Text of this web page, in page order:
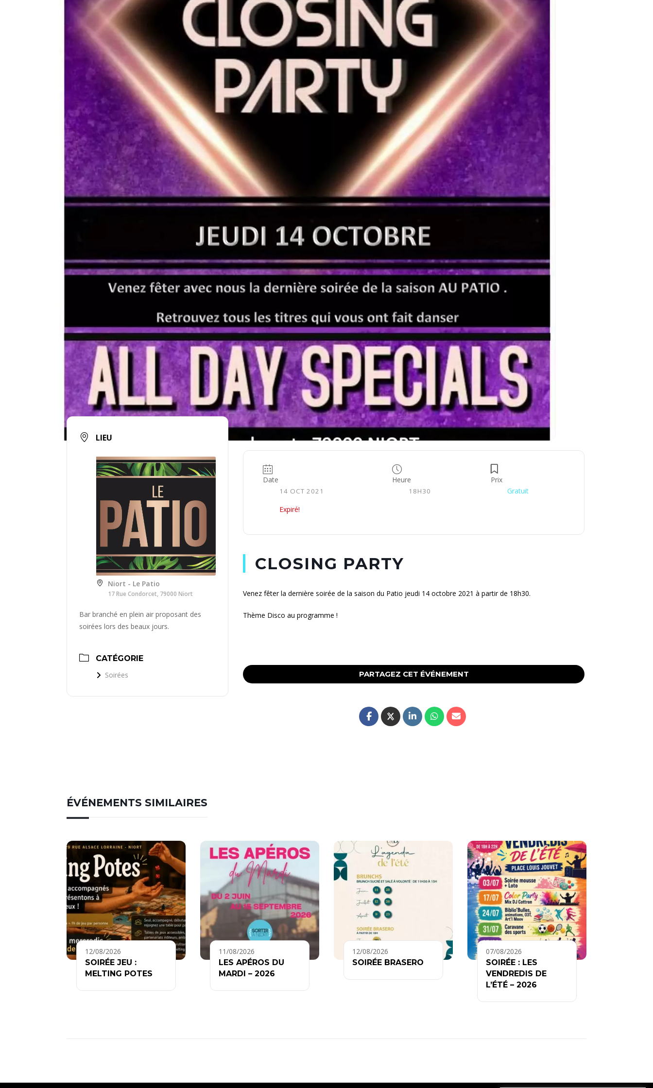
LIEU
Niort - Le Patio
17 Rue Condorcet, 79000 Niort
Bar branché en plein air proposant des
soirées lors des beaux jours.
CATÉGORIE
Soirées
Date
14 OCT 2021
Expiré!
Heure
18H30
Prix
Gratuit
CLOSING PARTY
Venez fêter la dernière soirée de la saison du Patio jeudi 14 octobre 2021 à partir de 18h30.
Thème Disco au programme !
PARTAGEZ CET ÉVÉNEMENT
ÉVÉNEMENTS SIMILAIRES
12/08/2026
SOIRÉE JEU :
MELTING POTES
11/08/2026
LES APÉROS DU
MARDI – 2026
12/08/2026
SOIRÉE BRASERO
07/08/2026
SOIRÉE : LES
VENDREDIS DE
L’ÉTÉ – 2026